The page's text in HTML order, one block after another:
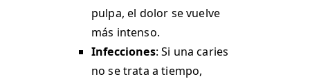
pulpa, el dolor se vuelve
más intenso​.
Infecciones: Si una caries
no se trata a tiempo,